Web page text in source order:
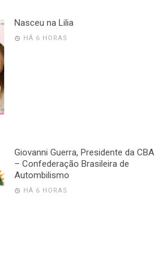
Nasceu na Lilia
HÁ 6 HORAS
Giovanni Guerra, Presidente da CBA
– Confederação Brasileira de
Autombilismo
HÁ 6 HORAS